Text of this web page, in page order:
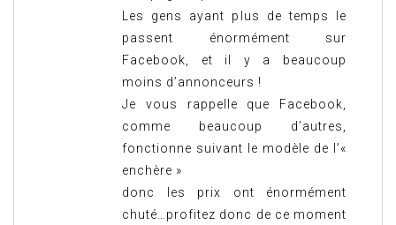
Les gens ayant plus de temps le
passent énormément sur
Facebook, et il y a beaucoup
moins d’annonceurs !
Je vous rappelle que Facebook,
comme beaucoup d’autres,
fonctionne suivant le modèle de l’«
enchère »
donc les prix ont énormément
chuté…profitez donc de ce moment